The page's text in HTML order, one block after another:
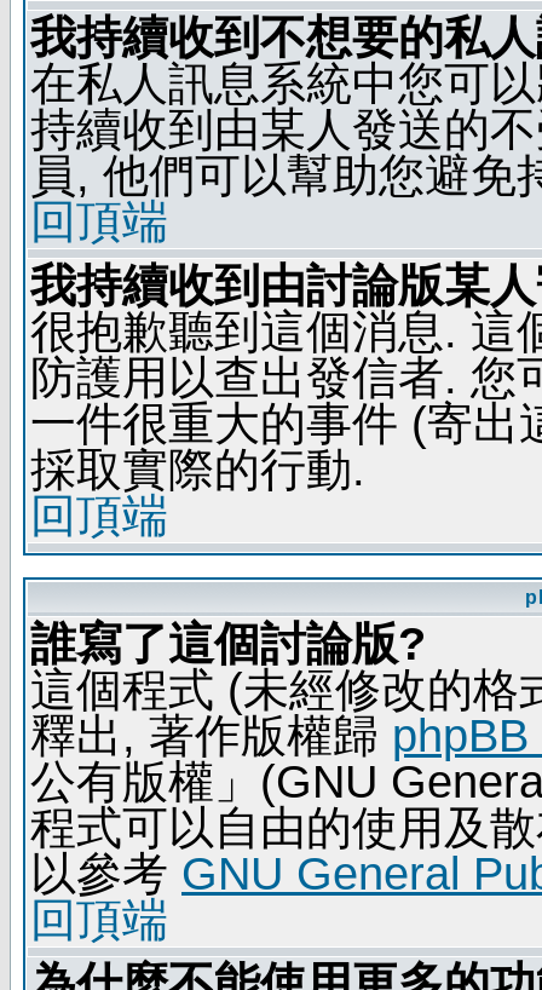
我持續收到不想要的私
在私人訊息系統中您可
持續收到由某人發送的
員, 他們可以幫助您避免
回頂端
我持續收到由討論版某
很抱歉聽到這個消息. 這
防護用以查出發信者. 您
一件很重大的事件 (寄出
採取實際的行動.
回頂端
誰寫了這個討論版?
這個程式 (未經修改的格
釋出, 著作版權歸
公有版權」(GNU
程式可以自由的使用及
以參考 GNU General
回頂端